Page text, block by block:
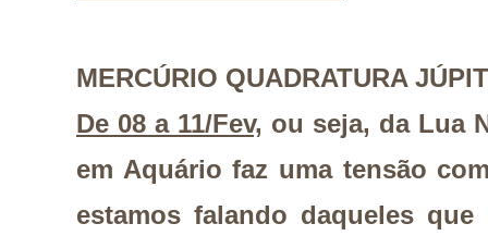
MERCÚRIO QUADRATURA
De 08 a 11/Fev, ou seja, da Lua
em Aquário faz uma tensão
estamos falando daqueles